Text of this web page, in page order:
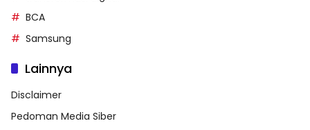
BCA
Samsung
Lainnya
Disclaimer
Pedoman Media Siber